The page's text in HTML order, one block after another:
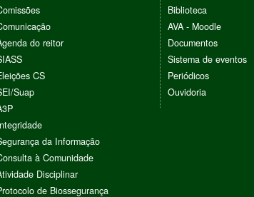
do reitor
CS
Suap
da Informação
à Comunidade
Disciplinar
de Biossegurança
Biblioteca
AVA - Moodle
Documentos
Sistema de eventos
Periódicos
Ouvidoria